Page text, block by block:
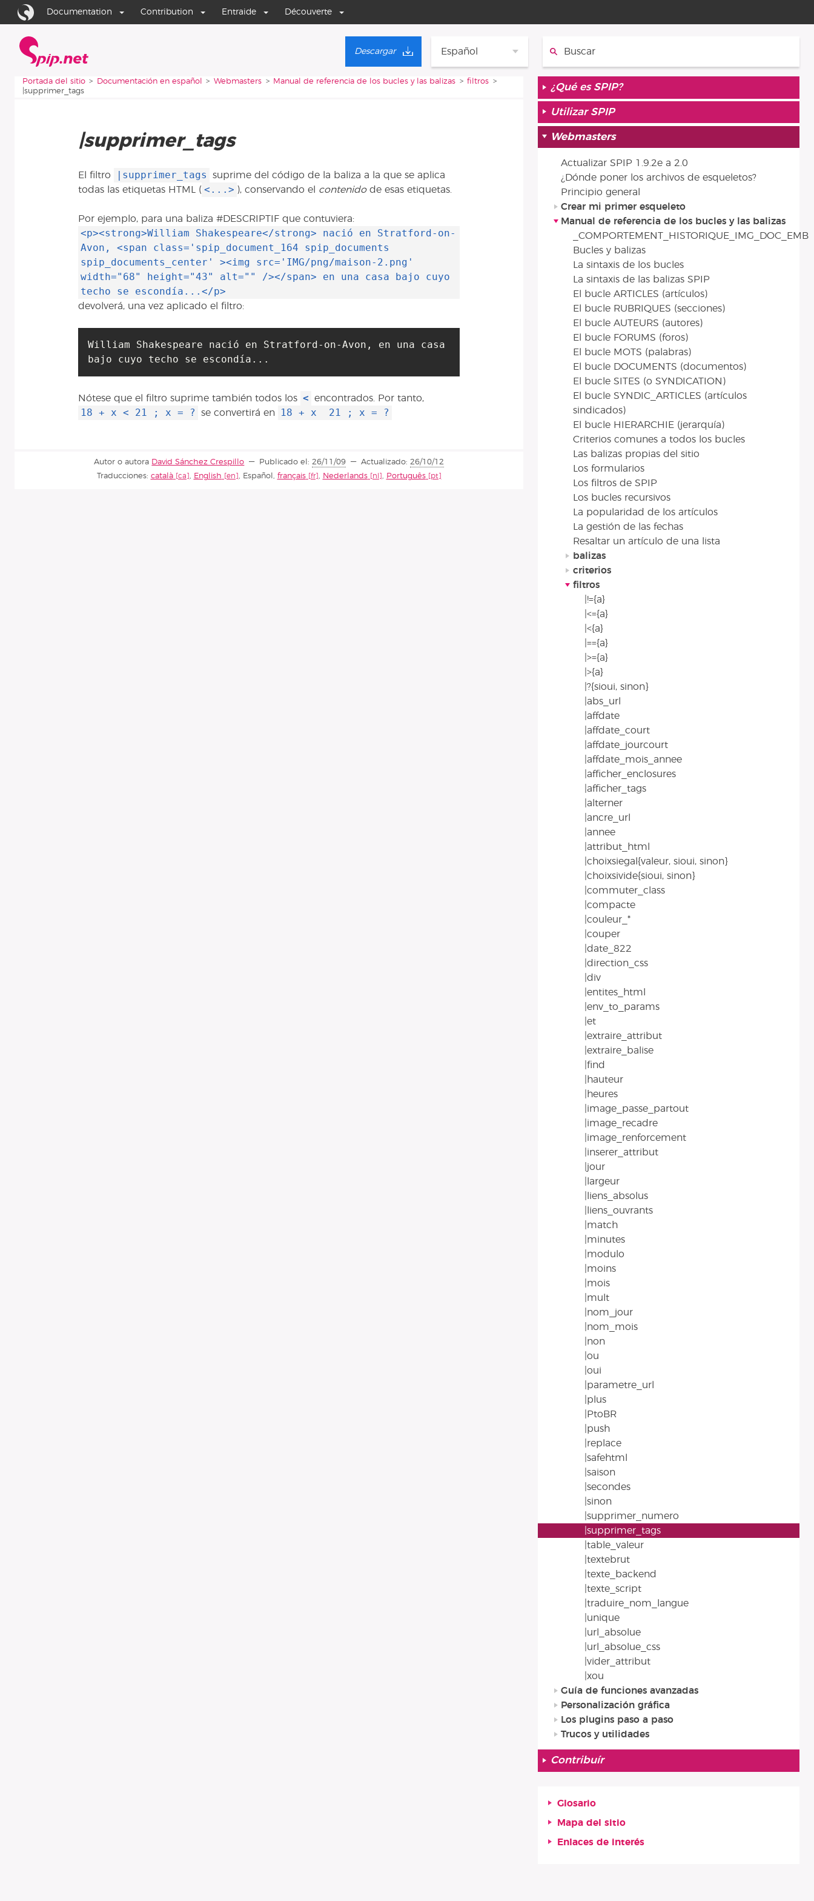
Aller au contenu
Aller à la navigation
Documentation Contribution Entraide Découverte
Español
Descargar
Vous êtes ici :
Portada del sitio Documentación en español Webmasters Manual de referencia de los bucles y las balizas
filtros
|supprimer_tags
|supprimer_tags
El filtro |supprimer_tags
suprime del código de la baliza a la que se aplica
todas las etiquetas HTML ( <...> ), conservando el contenidode esas etiquetas.
Por ejemplo, para una baliza #DESCRIPTIF que contuviera:
<p><strong>William Shakespeare</strong> nació en Stratford-on-
Avon, <span class='spip_document_164 spip_documents
spip_documents_center' ><img src='IMG/png/maison-2.png'
width="68" height="43" alt="" /></span> en una casa bajo cuyo
techo se escondía...</p>
devolverá, una vez aplicado el filtro:
William Shakespeare nació en Stratford-on-Avon, en una casa
bajo cuyo techo se escondía...
Nótese que el filtro suprime también todos los < encontrados. Por tanto,
18 + x < 21 ; x = ? se convertirá en 18 + x 21 ; x = ?
Autor o autora David Sánchez Crespillo Publicado el: 26/11/09 Actualizado: 26/10/12
Traducciones: català , English , Español , français , Nederlands , Português
¿Qué es SPIP?
Utilizar SPIP
Webmasters
Actualizar SPIP 1.9.2e a 2.0
¿Dónde poner los archivos de esqueletos?
Principio general
Crear mi primer esqueleto
Manual de referencia de los bucles y las balizas
_COMPORTEMENT_HISTORIQUE_IMG_DOC_EMB
Bucles y balizas
La sintaxis de los bucles
La sintaxis de las balizas SPIP
El bucle ARTICLES (artículos)
El bucle RUBRIQUES (secciones)
El bucle AUTEURS (autores)
El bucle FORUMS (foros)
El bucle MOTS (palabras)
El bucle DOCUMENTS (documentos)
El bucle SITES (o SYNDICATION)
El bucle SYNDIC_ARTICLES (artículos
sindicados)
El bucle HIERARCHIE (jerarquía)
Criterios comunes a todos los bucles
Las balizas propias del sitio
Los formularios
Los filtros de SPIP
Los bucles recursivos
La popularidad de los artículos
La gestión de las fechas
Resaltar un artículo de una lista
balizas
criterios
filtros
|!={a}
|<={a}
|<{a}
|=={a}
|>={a}
|>{a}
|?{sioui, sinon}
|abs_url
|affdate
|affdate_court
|affdate_jourcourt
|affdate_mois_annee
|afficher_enclosures
|afficher_tags
|alterner
|ancre_url
|annee
|attribut_html
|choixsiegal{valeur, sioui, sinon}
|choixsivide{sioui, sinon}
|commuter_class
|compacte
|couleur_*
|couper
|date_822
|direction_css
|div
|entites_html
|env_to_params
|et
|extraire_attribut
|extraire_balise
|find
|hauteur
|heures
|image_passe_partout
|image_recadre
|image_renforcement
|inserer_attribut
|jour
|largeur
|liens_absolus
|liens_ouvrants
|match
|minutes
|modulo
|moins
|mois
|mult
|nom_jour
|nom_mois
|non
|ou
|oui
|parametre_url
|plus
|PtoBR
|push
|replace
|safehtml
|saison
|secondes
|sinon
|supprimer_numero
|supprimer_tags
|table_valeur
|textebrut
|texte_backend
|texte_script
|traduire_nom_langue
|unique
|url_absolue
|url_absolue_css
|vider_attribut
|xou
Guía de funciones avanzadas
Personalización gráfica
Los plugins paso a paso
Trucos y utilidades
Contribuír
Glosario
Mapa del sitio
Enlaces de interés